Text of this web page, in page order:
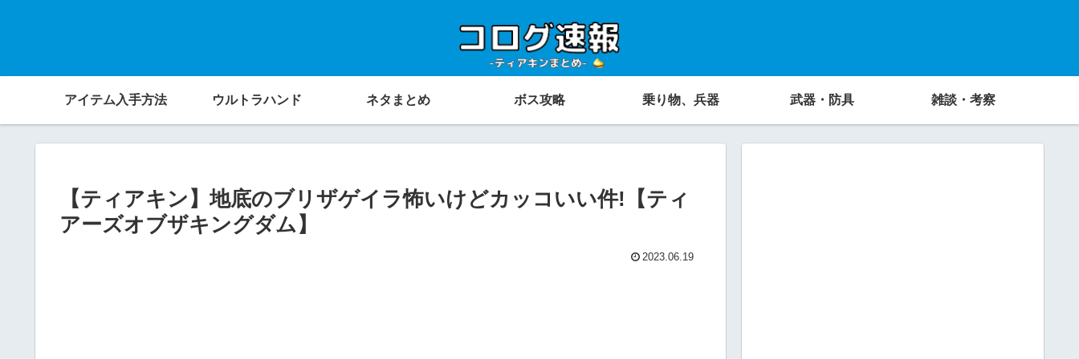
アイテム入手方法 ウルトラハンド ネタまとめ ボス攻略 乗り物、兵器 武器・防具 雑談・考察
【ティアキン】地底のブリザゲイラ怖いけどカッコいい件!【ティ
アーズオブザキングダム】
2023.06.19